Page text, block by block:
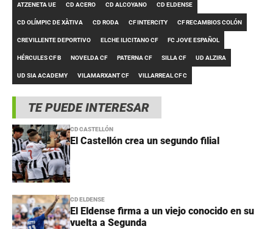
TE PUEDE INTERESAR
CD CASTELLÓN
El Castellón crea un segundo filial
CD ELDENSE
El Eldense firma a un viejo conocido en su
vuelta a Segunda
ATZENETA UE CD ACERO CD ALCOYANO CD ELDENSE
CD OLÍMPIC DE XÀTIVA CD RODA CF INTERCITY CF RECAMBIOS COLÓN
CREVILLENTE DEPORTIVO ELCHE ILICITANO CF FC JOVE ESPAÑOL
HÉRCULES CF B NOVELDA CF PATERNA CF SILLA CF UD ALZIRA
UD SIA ACADEMY VILAMARXANT CF VILLARREAL CF C